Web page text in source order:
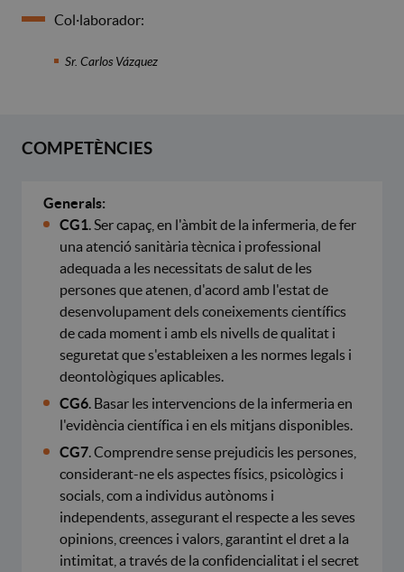
Col·laborador:
Sr. Carlos Vázquez
COMPETÈNCIES
Generals:
CG1 . Ser capaç, en l'àmbit de la infermeria, de fer
una atenció sanitària tècnica i professional
adequada a les necessitats de salut de les
persones que atenen, d'acord amb l'estat de
desenvolupament dels coneixements científics
de cada moment i amb els nivells de qualitat i
seguretat que s'estableixen a les normes legals i
deontològiques aplicables.
CG6 . Basar les intervencions de la infermeria en
l'evidència científica i en els mitjans disponibles.
CG7 . Comprendre sense prejudicis les persones,
considerant-ne els aspectes físics, psicològics i
socials, com a individus autònoms i
independents, assegurant el respecte a les seves
opinions, creences i valors, garantint el dret a la
intimitat, a través de la confidencialitat i el secret